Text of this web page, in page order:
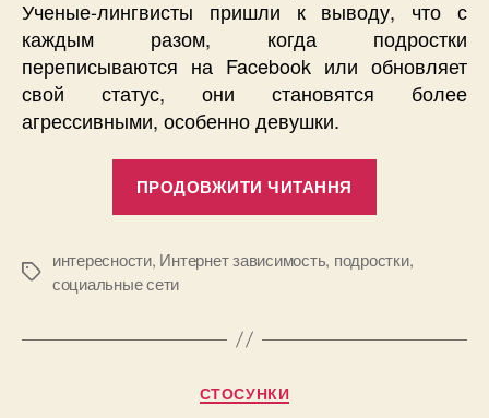
Ученые-лингвисты пришли к выводу, что с
каждым разом, когда подростки
переписываются на Facebook или обновляет
свой статус, они становятся более
агрессивными, особенно девушки.
ПРОДОВЖИТИ ЧИТАННЯ
девушек-
Позначки
интересности, Интернет зависимость, подростки,
социальные сети
Категорії
СТОСУНКИ